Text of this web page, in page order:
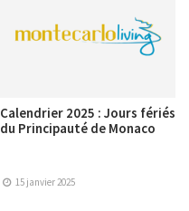
Calendrier 2025 : Jours fériés
du Principauté de Monaco
15 janvier 2025